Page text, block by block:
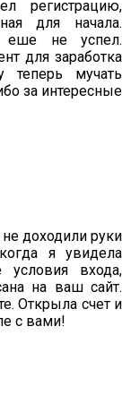
регистрацию,
для начала.
еше не успел.
для заработка
теперь мучать
за интересные
доходили руки
я увидела
условия входа,
на ваш сайт.
Открыла счет и
с вами!